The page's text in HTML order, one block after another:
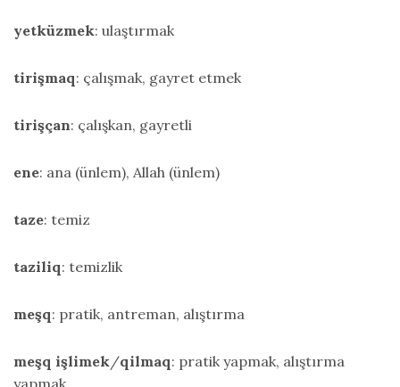
yetküzmek: ulaştırmak
tirişmaq: çalışmak, gayret etmek
tirişçan: çalışkan, gayretli
ene: ana (ünlem), Allah (ünlem)
taze: temiz
taziliq: temizlik
meşq: pratik, antreman, alıştırma
meşq işlimek/qilmaq: pratik yapmak, alıştırma
yapmak